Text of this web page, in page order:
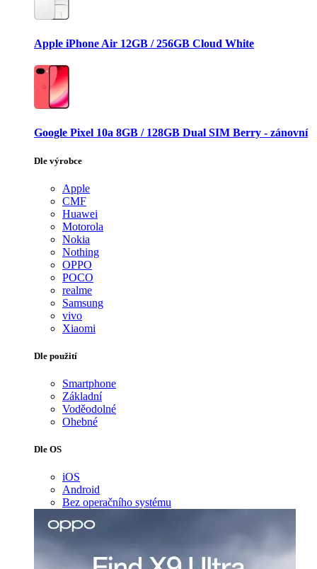
Apple iPhone Air 12GB / 256GB Cloud White
Google Pixel 10a 8GB / 128GB Dual SIM Berry - zánovní
Dle výrobce
Apple
CMF
Huawei
Motorola
Nokia
Nothing
OPPO
POCO
realme
Samsung
vivo
Xiaomi
Dle použití
Smartphone
Základní
Voděodolné
Ohebné
Dle OS
iOS
Android
Bez operačního systému